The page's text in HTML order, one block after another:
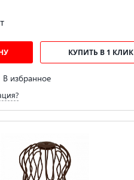
КУПИТЬ В 1 КЛИК
В избранное